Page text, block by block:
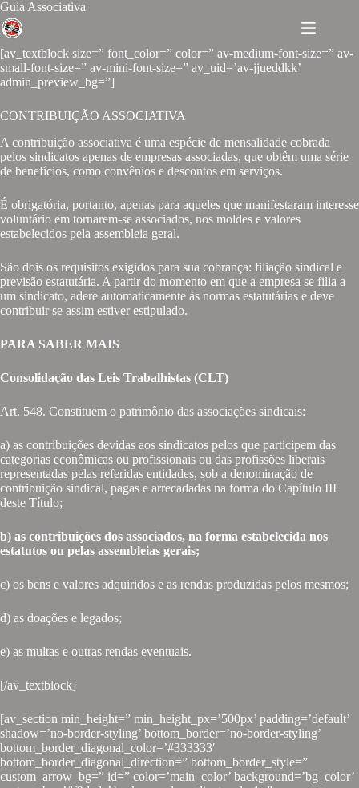
Guia Associativa
[av_textblock size=” font_color=” color=” av-medium-font-size=” av-
small-font-size=” av-mini-font-size=” av_uid=’av-jjueddkk’
admin_preview_bg=”]
CONTRIBUIÇÃO ASSOCIATIVA
A contribuição associativa é uma espécie de mensalidade cobrada
pelos sindicatos apenas de empresas associadas, que obtêm uma série
de benefícios, como convênios e descontos em serviços.
É obrigatória, portanto, apenas para aqueles que manifestaram interesse
voluntário em tornarem-se associados, nos moldes e valores
estabelecidos pela assembleia geral.
São dois os requisitos exigidos para sua cobrança: filiação sindical e
previsão estatutária. A partir do momento em que a empresa se filia a
um sindicato, adere automaticamente às normas estatutárias e deve
contribuir se assim estiver estipulado.
PARA SABER MAIS
Consolidação das Leis Trabalhistas (CLT)
Art. 548. Constituem o patrimônio das associações sindicais:
a) as contribuições devidas aos sindicatos pelos que participem das
categorias econômicas ou profissionais ou das profissões liberais
representadas pelas referidas entidades, sob a denominação de
contribuição sindical, pagas e arrecadadas na forma do Capítulo III
deste Título;
b) as contribuições dos associados, na forma estabelecida nos
estatutos ou pelas assembleias gerais;
c) os bens e valores adquiridos e as rendas produzidas pelos mesmos;
d) as doações e legados;
e) as multas e outras rendas eventuais.
[/av_textblock]
[av_section min_height=” min_height_px=’500px’ padding=’default’
shadow=’no-border-styling’ bottom_border=’no-border-styling’
bottom_border_diagonal_color=’#333333′
bottom_border_diagonal_direction=” bottom_border_style=”
custom_arrow_bg=” id=” color=’main_color’ background=’bg_color’